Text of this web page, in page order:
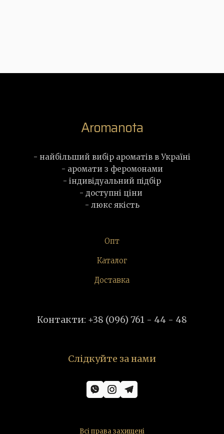
Aromanota
- найбільший вибір ароматів в Україні
- аромати з феромонами
- індивідуальний підбір
- доступні ціни
- люкс якість
Опт
Каталог
Доставка
Контакти: +38 (096) 761 - 44 - 48
Слідкуйте за нами
Всі права захищені